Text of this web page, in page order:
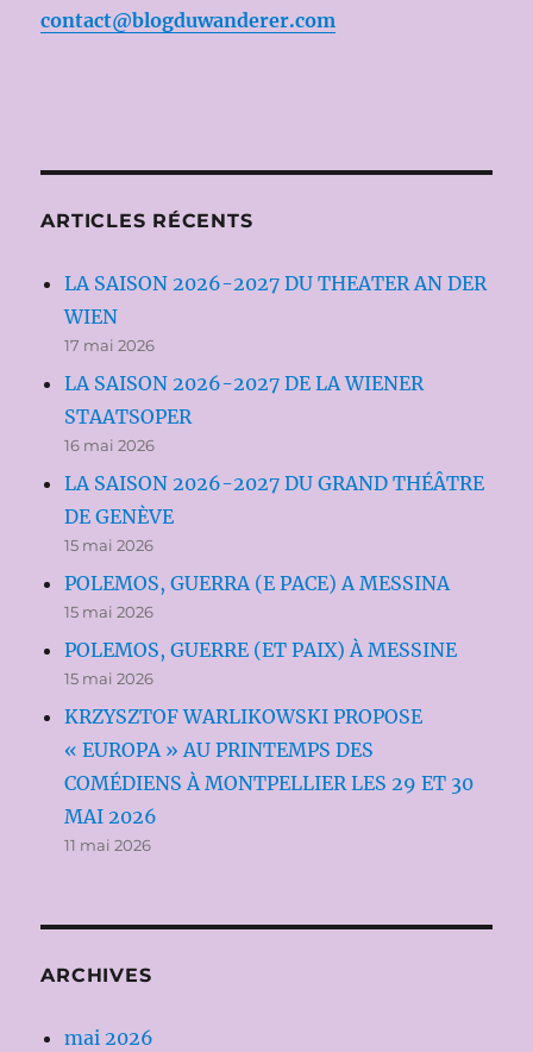
contact@blogduwanderer.com
ARTICLES RÉCENTS
LA SAISON 2026-2027 DU THEATER AN DER
WIEN
17 mai 2026
LA SAISON 2026-2027 DE LA WIENER
STAATSOPER
16 mai 2026
LA SAISON 2026-2027 DU GRAND THÉÂTRE
DE GENÈVE
15 mai 2026
POLEMOS, GUERRA (E PACE) A MESSINA
15 mai 2026
POLEMOS, GUERRE (ET PAIX) À MESSINE
15 mai 2026
KRZYSZTOF WARLIKOWSKI PROPOSE
« EUROPA » AU PRINTEMPS DES
COMÉDIENS À MONTPELLIER LES 29 ET 30
MAI 2026
11 mai 2026
ARCHIVES
mai 2026